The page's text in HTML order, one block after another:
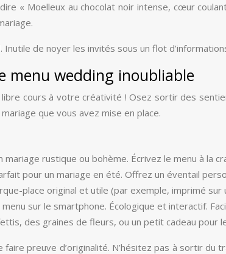
« Moelleux au chocolat noir intense, cœur
de noyer les invités sous un flot
menu wedding inoubliable
cours à votre créativité ! Osez sortir des
que vous avez mise en place.
mariage rustique ou bohème. Écrivez le menu à la
pour un mariage en été. Offrez un éventail
place original et utile (par exemple, imprimé
sur le smartphone. Écologique et interactif.
des graines de fleurs, ou un petit cadeau
preuve d’originalité. N’hésitez pas à sortir